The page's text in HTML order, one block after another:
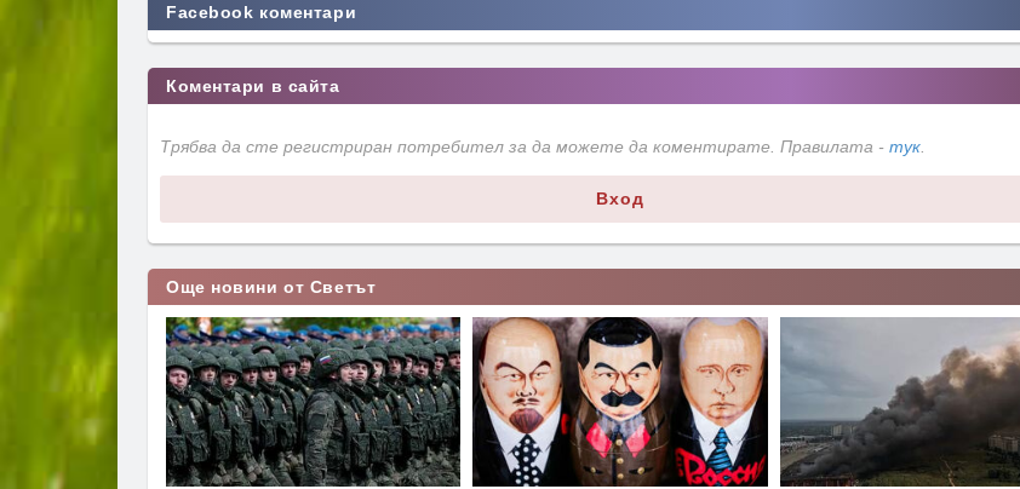
Facebook коментари
Коментари в сайта
Трябва да сте регистриран потребител за да можете да коментирате. Правилата - тук
Вход
Още новини от Светът